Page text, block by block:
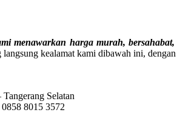
menawarkan harga murah,
kealamat kami dibawah ini,
Selatan
8015 3572